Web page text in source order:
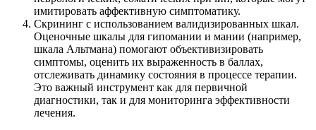
имитировать аффективную симптоматику.
Скрининг с использованием валидизированных шкал.
Оценочные шкалы для гипомании и мании (например,
шкала Альтмана) помогают объективизировать
симптомы, оценить их выраженность в баллах,
отслеживать динамику состояния в процессе терапии.
Это важный инструмент как для первичной
диагностики, так и для мониторинга эффективности
лечения.